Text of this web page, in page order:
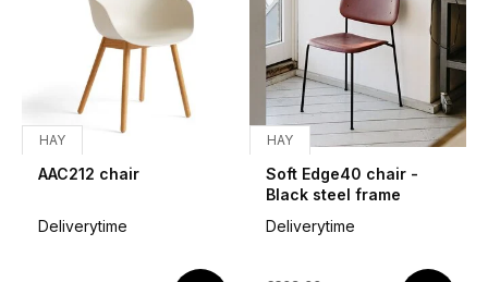
HAY
AAC212 chair
Deliverytime
HAY
Soft Edge40 chair -
Black steel frame
Deliverytime